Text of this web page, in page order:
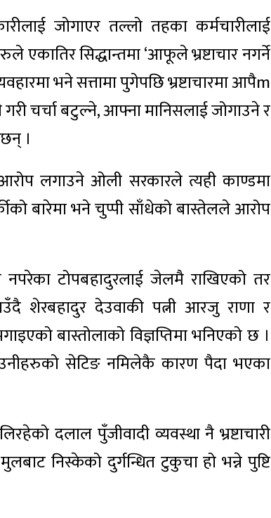
जोगाएर तल्लो तहका कर्मचारीलाई
सिद्धान्तमा ‘आफूले भ्रष्टाचार नगर्ने
भने सत्तामा पुगेपछि भ्रष्टाचारमा आपैm
गरी चर्चा बटुल्ने, आफ्ना मानिसलाई जोगाउने र
।
लगाउने ओली सरकारले त्यही काण्डमा
बारेमा भने चुप्पी साँधेको बास्तेलले आरोप
नपरेका टोपबहादुरलाई जेलमै राखिएको तर
शेरबहादुर देउवाकी पत्नी आरजु राणा र
बास्तोलाको विज्ञप्तिमा भनिएको छ ।
उनीहरुको सेटिङ नमिलेकै कारण पैदा भएका
दलाल पुँजीवादी व्यवस्था नै भ्रष्टाचारी
निस्केको दुर्गन्धित टुकुचा हो भन्ने पुष्टि